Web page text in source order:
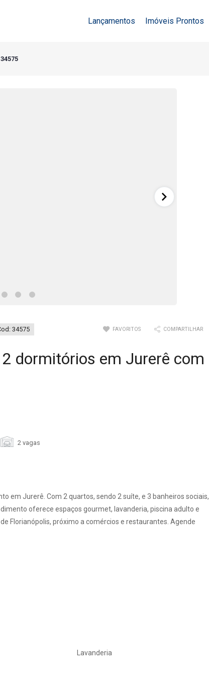
Lançamentos Imóveis Prontos
34575 FAVORITOS COMPARTILHAR
dormitórios em Jurerê com
2 vagas
em Jurerê. Com 2 quartos, sendo 2 suíte, e 3 banheiros sociais,
oferece espaços gourmet, lavanderia, piscina adulto e
Florianópolis, próximo a comércios e restaurantes. Agende
Lavanderia